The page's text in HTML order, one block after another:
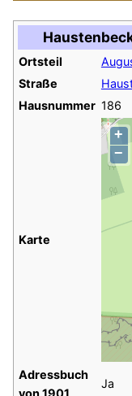
Ortsteil
Straße
Hausnummer 186
Karte
+
−
Adressbuch
Ja